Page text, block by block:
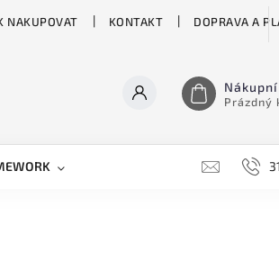
NAKUPOVAT KONTAKT DOPRAVA A
Prázdný
H&H